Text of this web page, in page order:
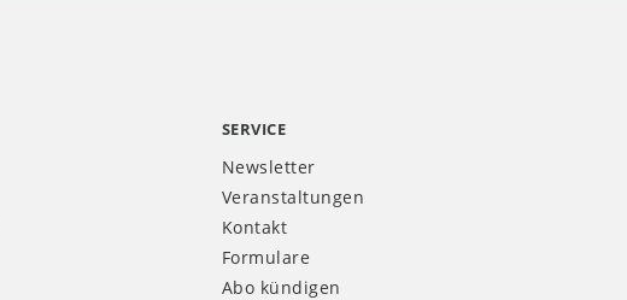
SERVICE
Newsletter
Veranstaltungen
Kontakt
Formulare
Abo kündigen